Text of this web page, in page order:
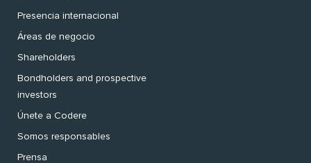
Presencia internacional
Áreas de negocio
Shareholders
Bondholders and prospective
investors
Únete a Codere
Somos responsables
Prensa